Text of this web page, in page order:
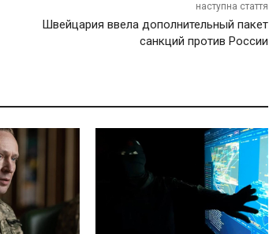
наступна стаття
Швейцария ввела дополнительный пакет
санкций против России